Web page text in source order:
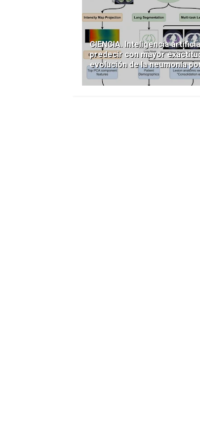
CIENCIA. Inteligencia
predecir con mayor
evolución de la neumonía